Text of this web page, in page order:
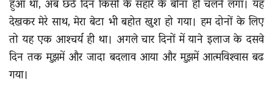
हुआ था, अब छठे दिन किसी के सहारे के बीना ही चलने लगा। यह
देखकर मेरे साथ, मेरा बेटा भी बहोत खुश हो गया। हम दोनों के लिए
तो यह एक आश्‍चर्य ही था। अगले चार दिनों में याने इलाज के दसवे
दिन तक मुझमें और जादा बदलाव आया और मुझमें आत्मविश्‍वास बढ
गया।